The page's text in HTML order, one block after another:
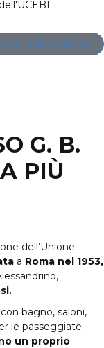
e Modulistica
G. B.
PIÙ
dell’Unione
a Roma nel 1953,
con bagno, saloni,
le passeggiate
un proprio